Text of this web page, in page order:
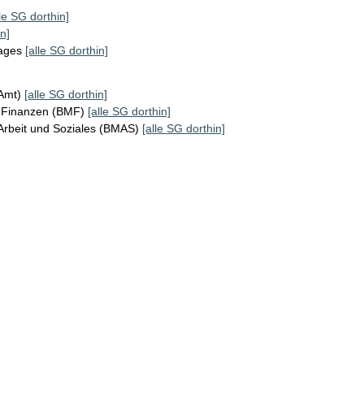
SG dorthin]
[alle SG dorthin]
[alle SG dorthin]
(BMF) [alle SG dorthin]
und Soziales (BMAS) [alle SG dorthin]